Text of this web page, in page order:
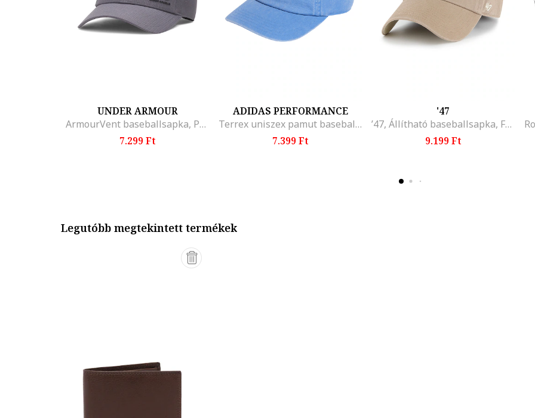
UNDER ARMOUR
ArmourVent baseballsapka, Púderlila/Púderlila
7.299 Ft
ADIDAS PERFORMANCE
Terrex uniszex pamut baseballsapka, Világoskék
7.399 Ft
'47
’47, Állítható baseballsapka, Fehér/Világosbarna
9.199 Ft
Legutóbb megtekintett termékek